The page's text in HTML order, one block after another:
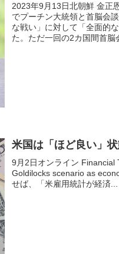
2023年9月13日北朝鮮 金正
でプーチン大統領と首脳会
な戦い」に対して「全面的
た。ただ一回の2カ国間首脳
米国は「ほど良い」
9月2日オンライン Financial
Goldilocks scenario as
せば、「米雇用統計が経済...